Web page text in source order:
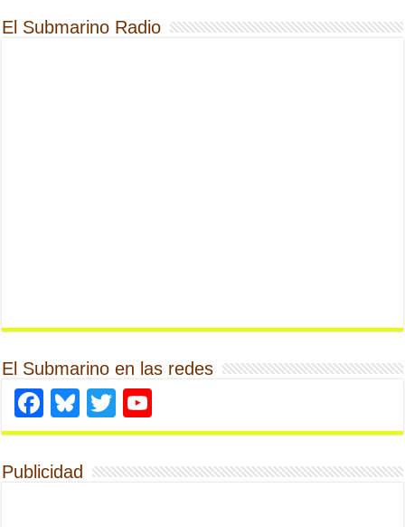
El Submarino Radio
El Submarino en las redes
Facebook
Bluesky
Twitter
Publicidad